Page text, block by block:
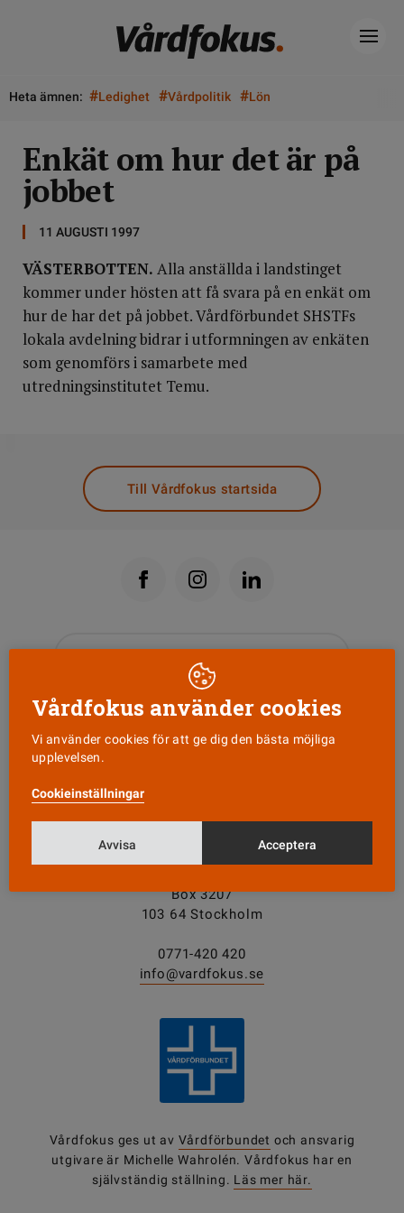
Heta ämnen: #Ledighet #Vårdpolitik #Lön
Enkät om hur det är på
jobbet
11 AUGUSTI 1997
VÄSTERBOTTEN. Alla anställda i landstinget
kommer under hösten att få svara på en enkät om
hur de har det på jobbet. Vårdförbundet SHSTFs
lokala avdelning bidrar i utformningen av enkäten
som genomförs i samarbete med
utredningsinstitutet Temu.
Till Vårdfokus startsida
Nyhetsbrev
Box 3207
103 64 Stockholm
0771-420 420
info@vardfokus.se
Vårdfokus ges ut av Vårdförbundet och ansvarig
utgivare är Michelle Wahrolén. Vårdfokus har en
självständig ställning. Läs mer här.
Vårdfokus använder cookies
Vi använder cookies för att ge dig den bästa möjliga
upplevelsen.
Cookieinställningar
Avvisa Acceptera